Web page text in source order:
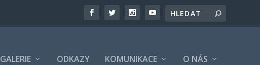
GALERIE ODKAZY KOMUNIKACE O NÁS